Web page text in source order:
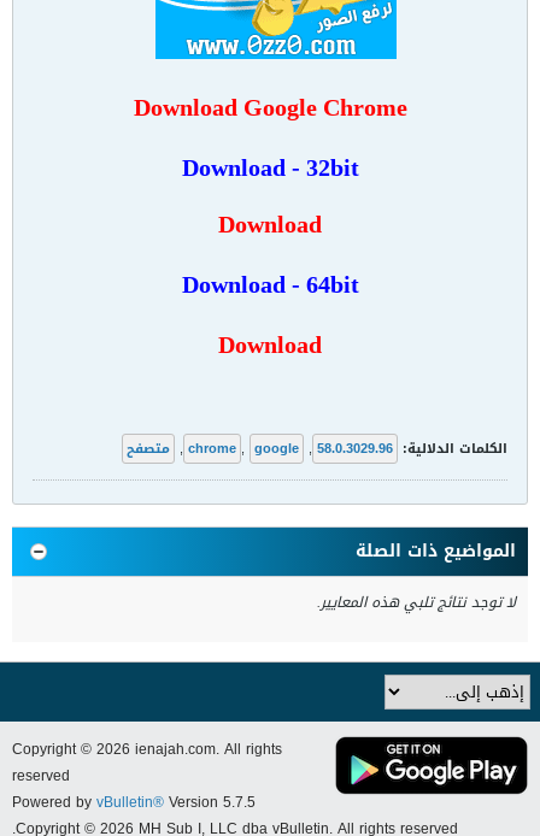
Download Google Chrome
Download - 32bit
Download
Download - 64bit
Download
الكلمات الدلالية: 58.0.3029.96
,
chrome , google
, متصفح
المواضيع ذات الصلة
لا توجد نتائج تلبي هذه المعايير.
Copyright © 2026 ienajah.com. All rights
reserved
Powered byvBulletin®Version 5.7.5
Copyright © 2026 MH Sub I, LLC dba vBulletin. All rights reserved.